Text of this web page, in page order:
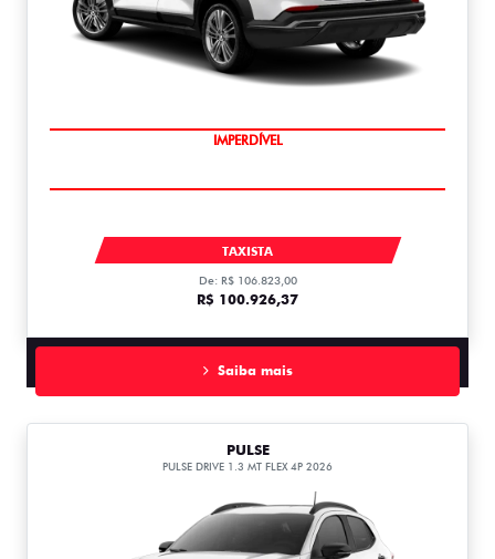
IMPERDÍVEL
TAXISTA
De: R$ 106.823,00
R$ 100.926,37
Saiba mais
PULSE
PULSE DRIVE 1.3 MT FLEX 4P 2026